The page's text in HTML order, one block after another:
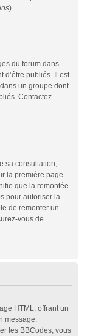
).
du forum dans
d’être publiés. Il est
un groupe dont
Contactez
sa consultation,
la première page.
que la remontée
pour autoriser la
de remonter un
vous de
HTML, offrant un
message.
les BBCodes, vous